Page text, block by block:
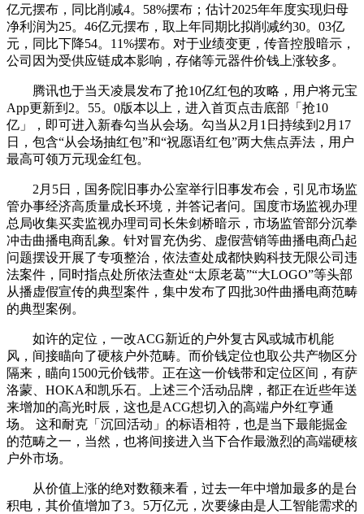
亿元摆布，同比削减4。58%摆布；估计2025年年度实现归母
净利润为25。46亿元摆布，取上年同期比拟削减约30。03亿
元，同比下降54。11%摆布。对于业绩变更，传音控股暗示，
公司因为受供应链成本影响，存储等元器件价钱上涨较多。
腾讯也于当天凌晨发布了抢10亿红包的攻略，用户将元宝
App更新到2。55。0版本以上，进入首页点击底部「抢10
亿」，即可进入新春勾当从会场。勾当从2月1日持续到2月17
日，包含“从会场抽红包”和“祝愿语红包”两大焦点弄法，用户
最高可领万元现金红包。
2月5日，国务院旧事办公室举行旧事发布会，引见市场监
管办事经济高质量成长环境，并答记者问。国度市场监视办理
总局收集买卖监视办理司司长朱剑桥暗示，市场监管部分沉拳
冲击曲播电商乱象。针对冒充伪劣、虚假营销等曲播电商凸起
问题摆设开展了专项整治，依法查处成都快购科技无限公司违
法案件，同时指点处所依法查处“太原老葛”“大LOGO”等头部
从播虚假宣传的典型案件，集中发布了四批30件曲播电商范畴
的典型案例。
如许的定位，一改ACG新近的户外复古风或城市机能
风，间接瞄向了硬核户外范畴。而价钱定位也取公共产物区分
隔来，瞄向1500元价钱带。正在这一价钱带和定位区间，有萨
洛蒙、HOKA和凯乐石。上述三个活动品牌，都正在近些年送
来增加的高光时辰，这也是ACG想切入的高端户外红亨通
场。 这和耐克「沉回活动」的标语相符，也是当下最能掘金
的范畴之一，当然，也将间接进入当下合作最激烈的高端硬核
户外市场。
从价值上涨的绝对数额来看，过去一年中增加最多的是台
积电，其价值增加了3。5万亿元，次要缘由是人工智能需求的